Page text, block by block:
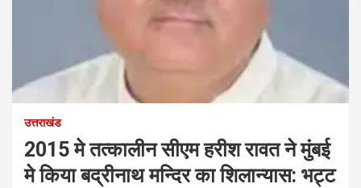
उत्तराखंड
2015 मे तत्कालीन सीएम हरीश रावत ने मुंबई
मे किया बद्रीनाथ मन्दिर का शिलान्यास: भट्ट